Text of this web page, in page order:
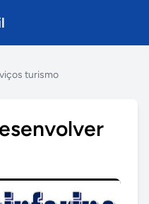
turismo